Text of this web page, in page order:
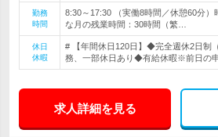
勤務
時間
8:30～17:30 （実働8時間／休憩60分）
な月の残業時間：30時間（繁…
休日
休暇
# 【年間休日120日】◆完全週休2日制
務、一部休日あり◆有給休暇※前日の
求人詳細を見る